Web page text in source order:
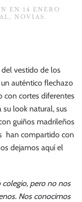
EN 14 ENERO
, NOVIAS .
vestido de los
auténtico flechazo
con cortes diferentes
look natural, sus
guiños madrileños
han compartido con
dejamos aquí el
pero no nos
Nos conocimos